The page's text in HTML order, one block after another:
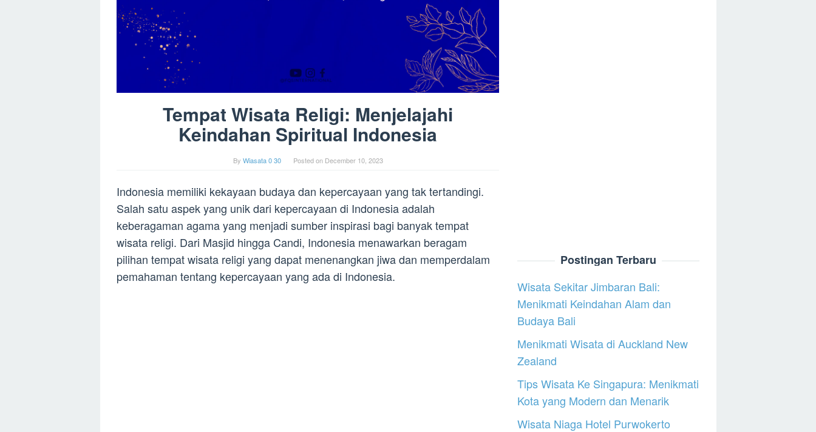
Tempat Wisata Religi: Menjelajahi
Keindahan Spiritual Indonesia
By Wiasata 0 30 Posted on December 10, 2023
Indonesia memiliki kekayaan budaya dan kepercayaan yang tak tertandingi.
Salah satu aspek yang unik dari kepercayaan di Indonesia adalah
keberagaman agama yang menjadi sumber inspirasi bagi banyak tempat
wisata religi. Dari Masjid hingga Candi, Indonesia menawarkan beragam
pilihan tempat wisata religi yang dapat menenangkan jiwa dan memperdalam
pemahaman tentang kepercayaan yang ada di Indonesia.
Postingan Terbaru
Wisata Sekitar Jimbaran Bali:
Menikmati Keindahan Alam dan
Budaya Bali
Menikmati Wisata di Auckland New
Zealand
Tips Wisata Ke Singapura: Menikmati
Kota yang Modern dan Menarik
Wisata Niaga Hotel Purwokerto